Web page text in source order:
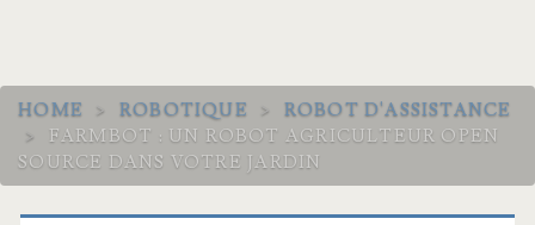
HOME > ROBOTIQUE >
ROBOT D'ASSISTANCE
>
FARMBOT : UN ROBOT AGRICULTEUR OPEN
SOURCE DANS VOTRE JARDIN